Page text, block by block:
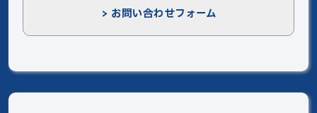
> お問い合わせフォーム